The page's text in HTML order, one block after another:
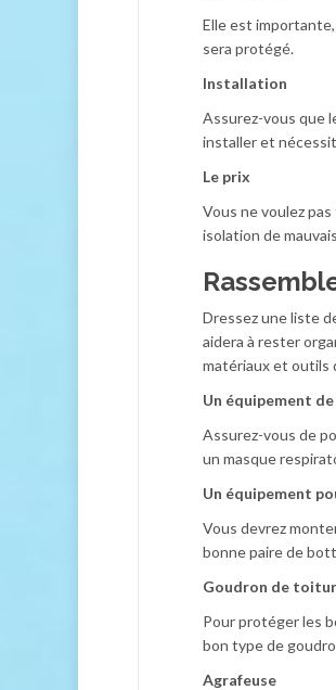
Elle est
sera protégé.
Installation
Assurez-vous que
installer et
Le prix
Vous ne voulez
isolation de
Dressez une liste
aidera à rester
matériaux et outils
Un équipement
Assurez-vous de
un masque
Un équipement
Vous devrez
bonne paire de
Goudron de
Pour protéger les
bon type de
Agrafeuse